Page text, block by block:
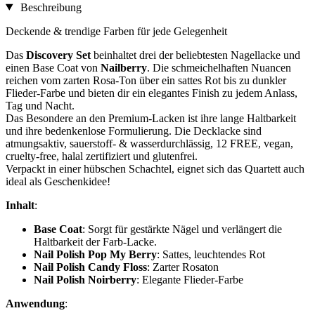
Beschreibung
Deckende & trendige Farben für jede Gelegenheit
Das Discovery Set beinhaltet drei der beliebtesten Nagellacke und
einen Base Coat von Nailberry. Die schmeichelhaften Nuancen
reichen vom zarten Rosa-Ton über ein sattes Rot bis zu dunkler
Flieder-Farbe und bieten dir ein elegantes Finish zu jedem Anlass,
Tag und Nacht.
Das Besondere an den Premium-Lacken ist ihre lange Haltbarkeit
und ihre bedenkenlose Formulierung. Die Decklacke sind
atmungsaktiv, sauerstoff- & wasserdurchlässig, 12 FREE, vegan,
cruelty-free, halal zertifiziert und glutenfrei.
Verpackt in einer hübschen Schachtel, eignet sich das Quartett auch
ideal als Geschenkidee!
Inhalt:
Base Coat: Sorgt für gestärkte Nägel und verlängert die
Haltbarkeit der Farb-Lacke.
Nail Polish Pop My Berry: Sattes, leuchtendes Rot
Nail Polish Candy Floss: Zarter Rosaton
Nail Polish Noirberry: Elegante Flieder-Farbe
Anwendung: